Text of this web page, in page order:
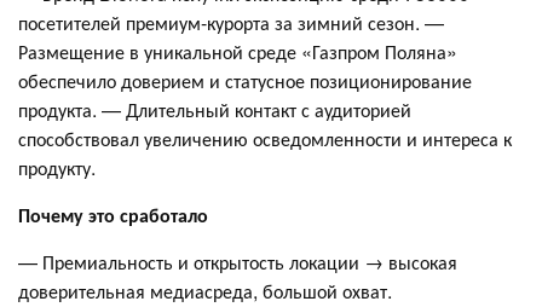
посетителей премиум-курорта за зимний сезон. —
Размещение в уникальной среде «Газпром Поляна»
обеспечило доверием и статусное позиционирование
продукта. — Длительный контакт с аудиторией
способствовал увеличению осведомленности и интереса к
продукту.
Почему это сработало
— Премиальность и открытость локации → высокая
доверительная медиасреда, большой охват.